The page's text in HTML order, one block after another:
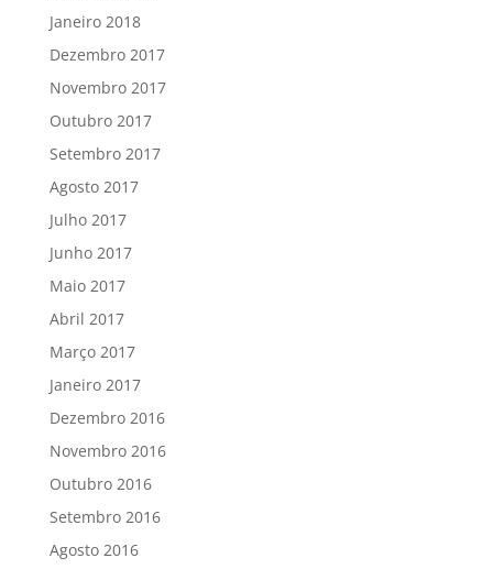
Janeiro 2018
Dezembro 2017
Novembro 2017
Outubro 2017
Setembro 2017
Agosto 2017
Julho 2017
Junho 2017
Maio 2017
Abril 2017
Março 2017
Janeiro 2017
Dezembro 2016
Novembro 2016
Outubro 2016
Setembro 2016
Agosto 2016